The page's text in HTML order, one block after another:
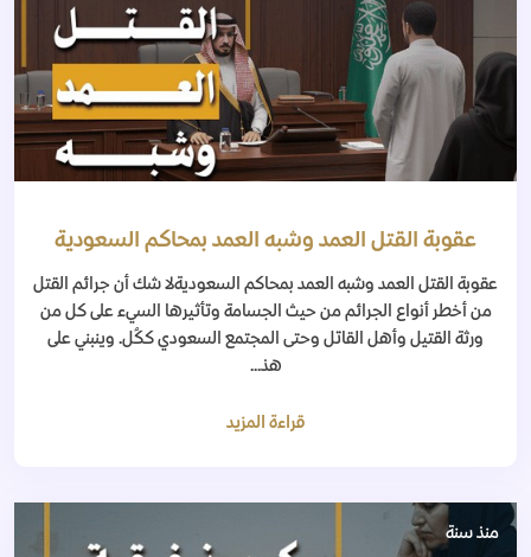
عقوبة القتل العمد وشبه العمد بمحاكم السعودية
عقوبة القتل العمد وشبه العمد بمحاكم السعوديةلا شك أن جرائم القتل
من أخطر أنواع الجرائم من حيث الجسامة وتأثيرها السيء على كل من
ورثة القتيل وأهل القاتل وحتى المجتمع السعودي ككُل. وينبني على
هذ...
قراءة المزيد
منذ سنة